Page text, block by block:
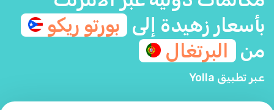
بأسعار زهيدة إلى بورتو ريكو
من
البرتغال
عبر تطبيق Yolla